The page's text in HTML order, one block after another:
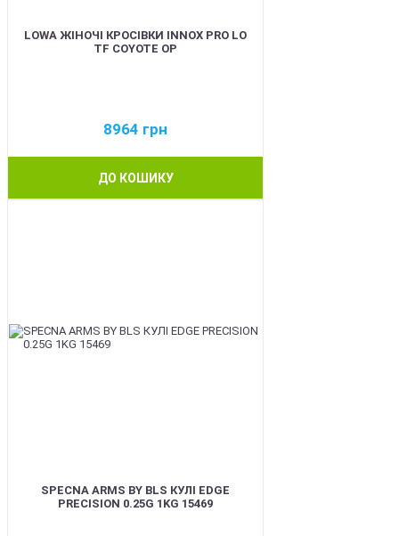
LOWA ЖІНОЧІ КРОСІВКИ INNOX PRO LO
TF COYOTE OP
8964 грн
ДО КОШИКУ
SPECNA ARMS BY BLS КУЛІ EDGE
PRECISION 0.25G 1KG 15469